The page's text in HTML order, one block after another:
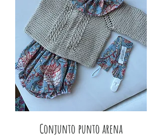
Conjunto punto arena